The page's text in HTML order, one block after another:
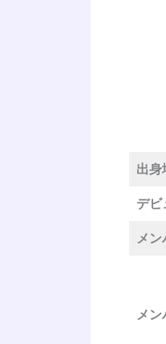
出身
デビ
メ
メ